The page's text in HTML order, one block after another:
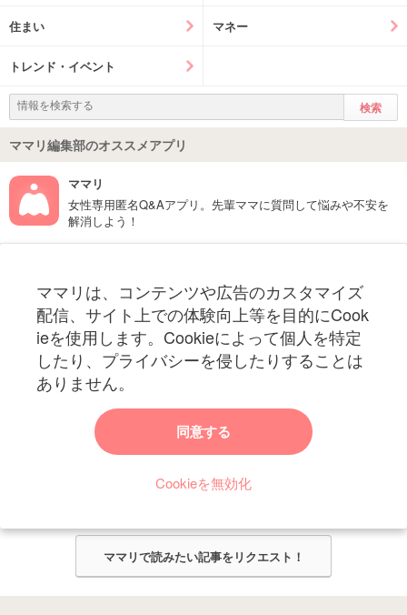
住まい マネー
トレンド・イベント
ママリ編集部のオススメアプリ
ママリ
女性専用匿名Q&Aアプリ。先輩ママに質問して悩みや不安を
解消しよう！
ママリは、コンテンツや広告のカスタマイズ
配信、サイト上での体験向上等を目的にCook
ieを使用します。Cookieによって個人を特定
したり、プライバシーを侵したりすることは
ありません。
同意する
Cookieを無効化
妊娠〜子育て中のお役立ち情報を配信中
ママリからのお知らせ
今ママリで読みたい記事は何ですか？
ママリ編集部がみなさんのご意見をもとに記事を作成させていただきま
ママリで読みたい記事をリクエスト！